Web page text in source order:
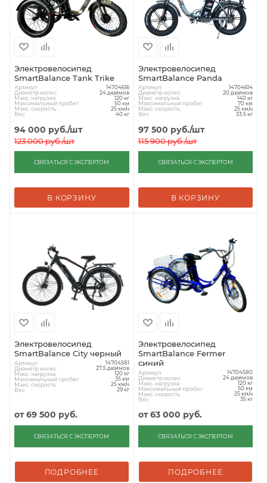
Электровелосипед
SmartBalance Tank Trike
Артикул 14704616
Диаметр колес 24 дюймов
Макс. нагрузка 120 кг
Максимальный пробег 50 км
Макс. скорость 25 км/ч
Вес 40 кг
94 000 руб./шт
123 000руб./шт
СВЯЗАТЬСЯ С ЭКСПЕРТОМ
В КОРЗИНУ
Электровелосипед
SmartBalance Panda
Артикул 14704614
Диаметр колес 20 дюймов
Макс. нагрузка 140 кг
Максимальный пробег 70 км
Макс. скорость 25 км/ч
Вес 33.5 кг
97 500 руб./шт
115 900руб./шт
СВЯЗАТЬСЯ С ЭКСПЕРТОМ
В КОРЗИНУ
Электровелосипед
SmartBalance City черный
Артикул 14704581
Диаметр колес 27.5 дюймов
Макс. нагрузка 120 кг
Максимальный пробег 35 км
Макс. скорость 25 км/ч
Вес 29 кг
от69 500 руб.
СВЯЗАТЬСЯ С ЭКСПЕРТОМ
ПОДРОБНЕЕ
Электровелосипед
SmartBalance Fermer
синий
Артикул 14704580
Диаметр колес 24 дюймов
Макс. нагрузка 120 кг
Максимальный пробег 50 км
Макс. скорость 25 км/ч
Вес 35 кг
от63 000 руб.
СВЯЗАТЬСЯ С ЭКСПЕРТОМ
ПОДРОБНЕЕ